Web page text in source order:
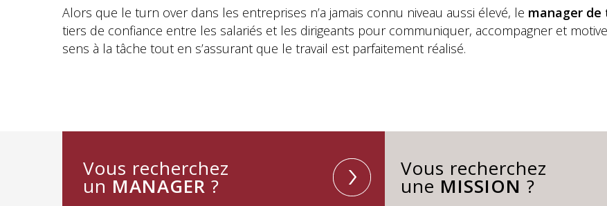
Alors que le turn over dans les entreprises n’a jamais connu niveau aussi élevé, le manager
tiers de confiance entre les salariés et les dirigeants pour communiquer, accompagner et
sens à la tâche tout en s’assurant que le travail est parfaitement réalisé.
Vous recherchez
un MANAGER ?
Vous recherchez
une MISSION ?